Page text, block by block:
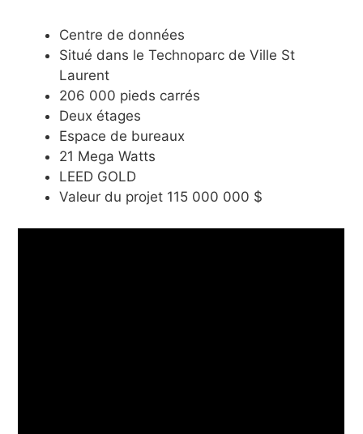
Centre de données
Situé dans le Technoparc de Ville St
Laurent
206 000 pieds carrés
Deux étages
Espace de bureaux
21 Mega Watts
LEED GOLD
Valeur du projet 115 000 000 $